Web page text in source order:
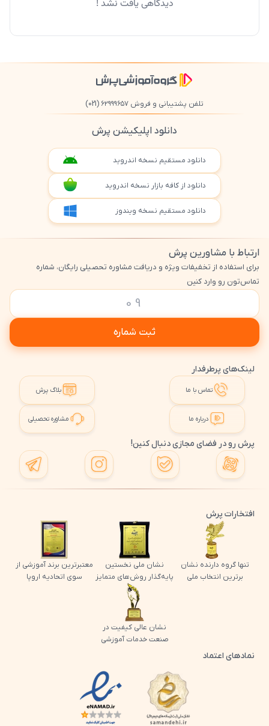
دیدگاهی یافت نشد !
تلفن پشتیبانی و فروش ۶۲۹۹۹۶۵۷ (021)
دانلود اپلیکیشن پرش
دانلود مستقیم نسخه اندروید
دانلود از کافه بازار نسخه اندروید
دانلود مستقیم نسخه ویندوز
ارتباط با مشاورین پرش
برای استفاده از تخفیفات ویژه و دریافت مشاوره تحصیلی رایگان، شماره
تماس‌تون رو وارد کنین
ثبت شماره
لینک‌های پرطرفدار
تماس با ما بلاگ پرش
درباره ما مشاوره تحصیلی
پرش رو در فضای مجازی دنبال کنین!
افتخارات پرش
تنها گروه دارنده نشان
برترین انتخاب ملی
نشان ملی نخستین
پایه‌گذار روش‌های متمایز
معتبرترین برند آموزشی از
سوی اتحادیه اروپا
نشان عالی کیفیت در
صنعت خدمات آموزشی
نمادهای اعتماد
لوگو اینماد پرش